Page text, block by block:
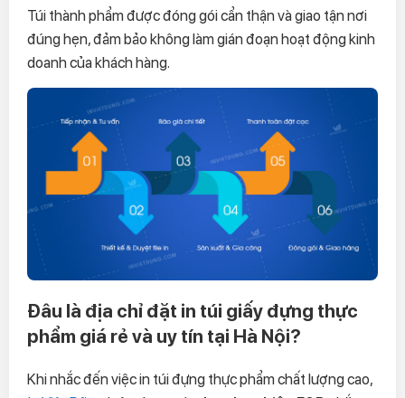
Túi thành phẩm được đóng gói cẩn thận và giao tận nơi
đúng hẹn, đảm bảo không làm gián đoạn hoạt động kinh
doanh của khách hàng.
Đâu là địa chỉ đặt in túi giấy đựng thực
phẩm giá rẻ và uy tín tại Hà Nội?
Khi nhắc đến việc in túi đựng thực phẩm chất lượng cao,